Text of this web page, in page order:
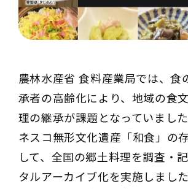
農林水産省 食料産業局では、食
承者の高齢化により、地域の食
理の継承が課題となっていまし
ネスコ無形文化遺産「和食」の
して、全国の郷土料理を調査・
タルアーカイブ化を実施しまし